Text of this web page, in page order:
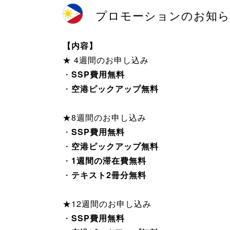
プロモーションのお知
【内容】
★ 4週間のお申し込み
・ SSP費用無料
・ 空港ピックアップ無料
★8週間のお申し込み
・ SSP費用無料
・ 空港ピックアップ無料
・ 1週間の滞在費無料
・ テキスト2冊分無料
★12週間のお申し込み
・ SSP費用無料